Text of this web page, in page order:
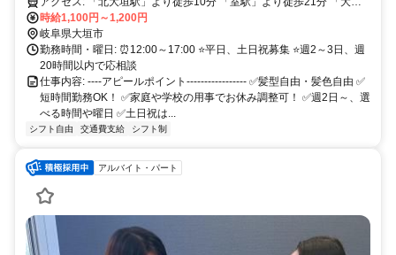
駅」より徒歩22分
時給1,100円～1,200円
岐阜県大垣市
勤務時間・曜日: ⏰12:00～17:00 ⭐平日、土日祝募集 ⭐週2～3日、週
20時間以内で応相談
仕事内容: ----アピールポイント----------------- ✅髪型自由・髪色自由 ✅️
短時間勤務OK！ ✅️家庭や学校の用事でお休み調整可！ ✅️週2日～、選
べる時間や曜日 ✅️土日祝は...
シフト自由 交通費支給 シフト制
アルバイト・パート